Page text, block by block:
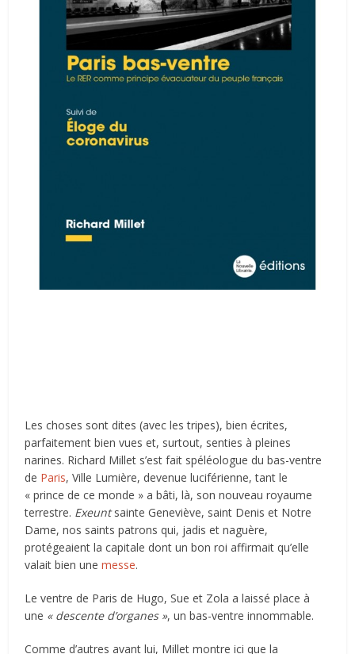
Les choses sont dites (avec les tripes), bien écrites,
parfaitement bien vues et, surtout, senties à pleines
narines. Richard Millet s’est fait spéléologue du bas-ventre
de Paris, Ville Lumière, devenue luciférienne, tant le
« prince de ce monde » a bâti, là, son nouveau royaume
terrestre. Exeuntsainte Geneviève, saint Denis et Notre
Dame, nos saints patrons qui, jadis et naguère,
protégeaient la capitale dont un bon roi affirmait qu’elle
valait bien unemesse.
Le ventre de Paris de Hugo, Sue et Zola a laissé place à
une « descente d’organes », un bas-ventre innommable.
Comme d’autres avant lui, Millet montre ici que la